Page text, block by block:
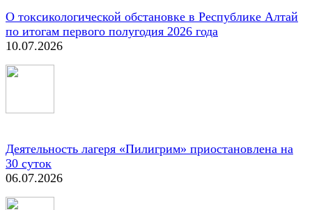
О токсикологической обстановке в Республике Алтай
по итогам первого полугодия 2026 года
10.07.2026
Деятельность лагеря «Пилигрим» приостановлена на
30 суток
06.07.2026